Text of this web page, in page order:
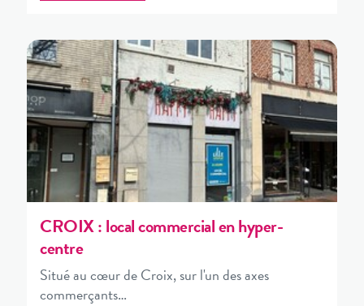
CROIX : local commercial en hyper-
centre
Situé au cœur de Croix, sur l'un des axes
commerçants…